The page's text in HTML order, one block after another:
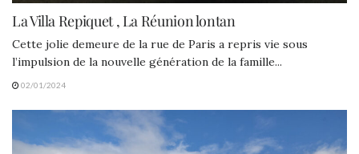
La Villa Repiquet , La Réunion lontan
Cette jolie demeure de la rue de Paris a repris vie sous
l’impulsion de la nouvelle génération de la famille...
02/01/2024